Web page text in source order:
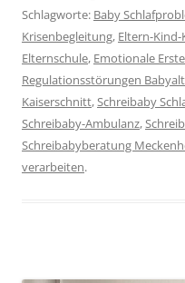
Schlagworte: Baby
Krisenbegleitung, Eltern-
Elternschule, Emotionale
Regulationsstörungen
Kaiserschnitt,Schreibaby
Schreibaby-Ambulanz,
Schreibabyberatung
verarbeiten.